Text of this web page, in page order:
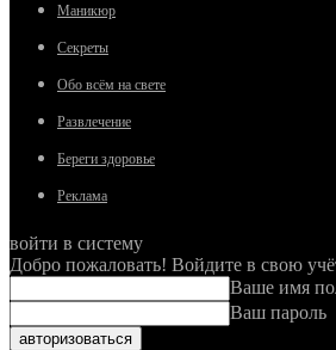
Маникюр
Секреты
Обо всём на свете
Развлечение
Береги здоровье
Реклама
войти в систему
Добро пожаловать! Войдите в свою
Ваше имя
Ваш пароль